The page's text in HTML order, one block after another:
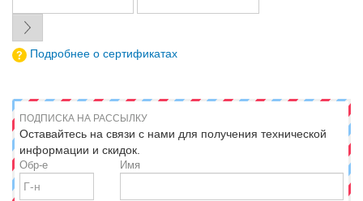
Подробнее о сертификатах
ПОДПИСКА НА РАССЫЛКУ
Оставайтесь на связи с нами для получения технической
информации и скидок.
Обр-е Имя